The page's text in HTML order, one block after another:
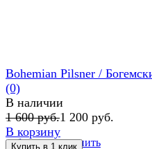
избранное сравнить
Bohemian Pilsner /
(0)
В наличии
1 600 руб.1 200 руб.
В корзину